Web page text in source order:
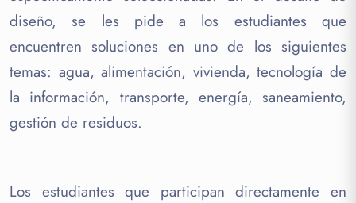
diseño, se les pide a los estudiantes que
encuentren soluciones en uno de los siguientes
temas: agua, alimentación, vivienda, tecnología de
la información, transporte, energía, saneamiento,
gestión de residuos.
Los estudiantes que participan directamente en